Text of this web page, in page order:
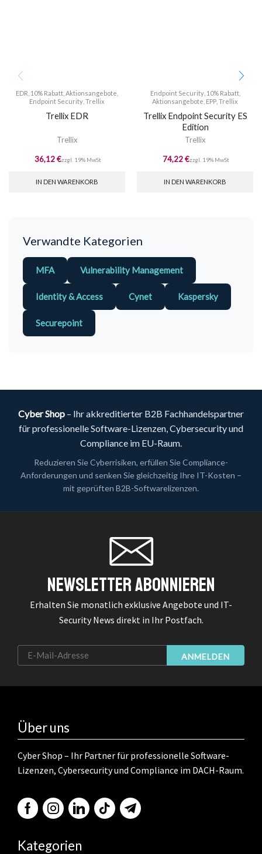
EDR 10% Rabatt Aktionsangebote
Endpoint Security Trellix
Trellix EDR
Trellix
36,12€zzgl. 19% MwSt
IN DEN WARENKORB
Endpoint Security, 10% Rabatt,
Aktionsangebote EPP Trellix
Trellix Endpoint Security ES
Edition
Trellix
74,22€zzgl. 19% MwSt
IN DEN WARENKORB
Verwandte Kategorien
MFA Vulnerability Management
Identity & Access Cynet Kaspersky
Securepoint
Cyber Shop – Ihr akkreditierter B2B Fachhandelspartner
für professionelle Software-Lizenzen, Cybersecurity und
Compliance im EU-Raum.
Reduzieren Sie Cyberrisiken, erfüllen Sie Compliance-
Anforderungen und senken Sie gleichzeitig Ihre IT-Kosten –
mit geprüften B2B-Softwarelizenzen.
Newsletter Abonnieren
Erhalten Sie monatlich exklusive Angebote und IT-
Security News direkt in Ihr Postfach.
ANMELDEN
Über uns
Cyber Shop – Ihr Partner für professionelle Software-
Lizenzen, Cybersecurity und Compliance im DACH-Raum.
Kategorien